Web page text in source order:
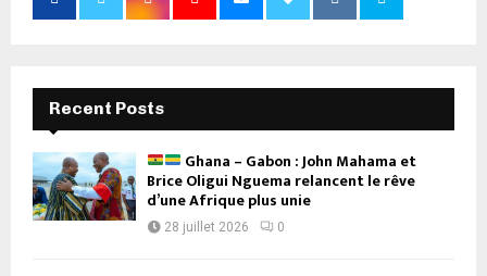
Recent Posts
Ghana – Gabon : John Mahama et
Brice Oligui Nguema relancent le rêve
d’une Afrique plus unie
28 juillet 2026 0